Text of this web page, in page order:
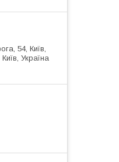
54, Київ,
Україна